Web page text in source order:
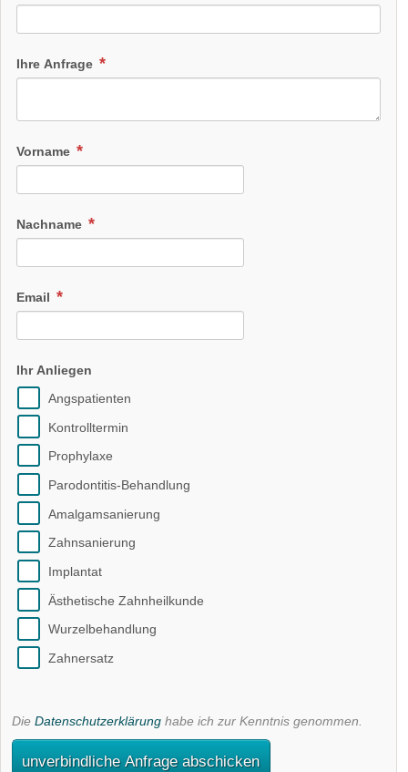
Ihre Anfrage
Vorname
Nachname
Email
Ihr Anliegen
Angspatienten
Kontrolltermin
Prophylaxe
Parodontitis-Behandlung
Amalgamsanierung
Zahnsanierung
Implantat
Ästhetische Zahnheilkunde
Wurzelbehandlung
Zahnersatz
Die Datenschutzerklärung habe ich zur Kenntnis genommen.
unverbindliche Anfrage abschicken